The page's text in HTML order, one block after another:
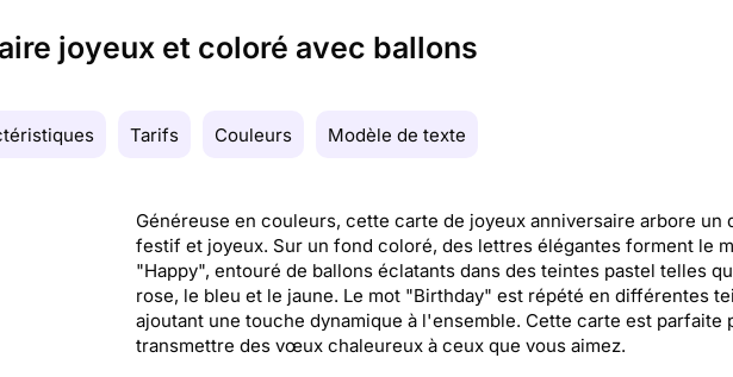
joyeux et coloré avec ballons
Tarifs Couleurs Modèle de texte
Généreuse en couleurs, cette carte de joyeux anniversaire arbore un
festif et joyeux. Sur un fond coloré, des lettres élégantes forment le
"Happy", entouré de ballons éclatants dans des teintes pastel telles
rose, le bleu et le jaune. Le mot "Birthday" est répété en différentes
ajoutant une touche dynamique à l'ensemble. Cette carte est parfaite
transmettre des vœux chaleureux à ceux que vous aimez.